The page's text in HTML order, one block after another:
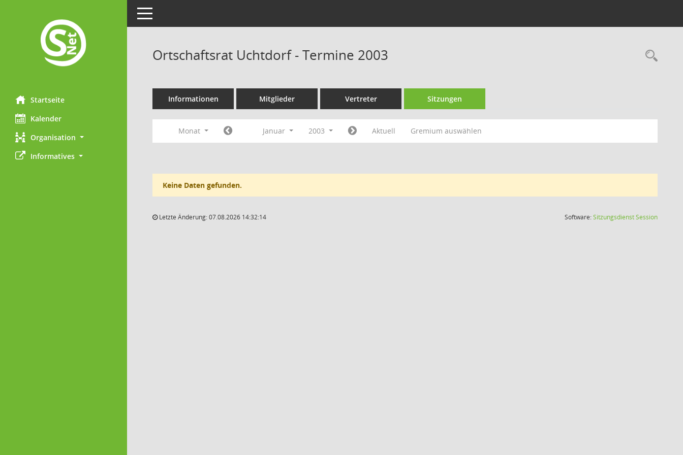
Startseite
Kalender
Organisation
Informatives
Toggle navigation
Ortschaftsrat Uchtdorf - Termine 2003
Informationen Mitglieder Vertreter Sitzungen
Monat Januar 2003 Aktuell Gremium auswählen
Keine Daten gefunden.
Letzte Änderung: 07.08.2026 14:32:14 Software:SitzungsdienstSession(Wird in